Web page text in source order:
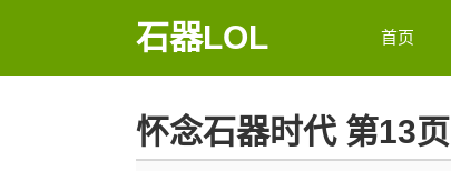
石器LOL 首页
怀念石器时代 第13页